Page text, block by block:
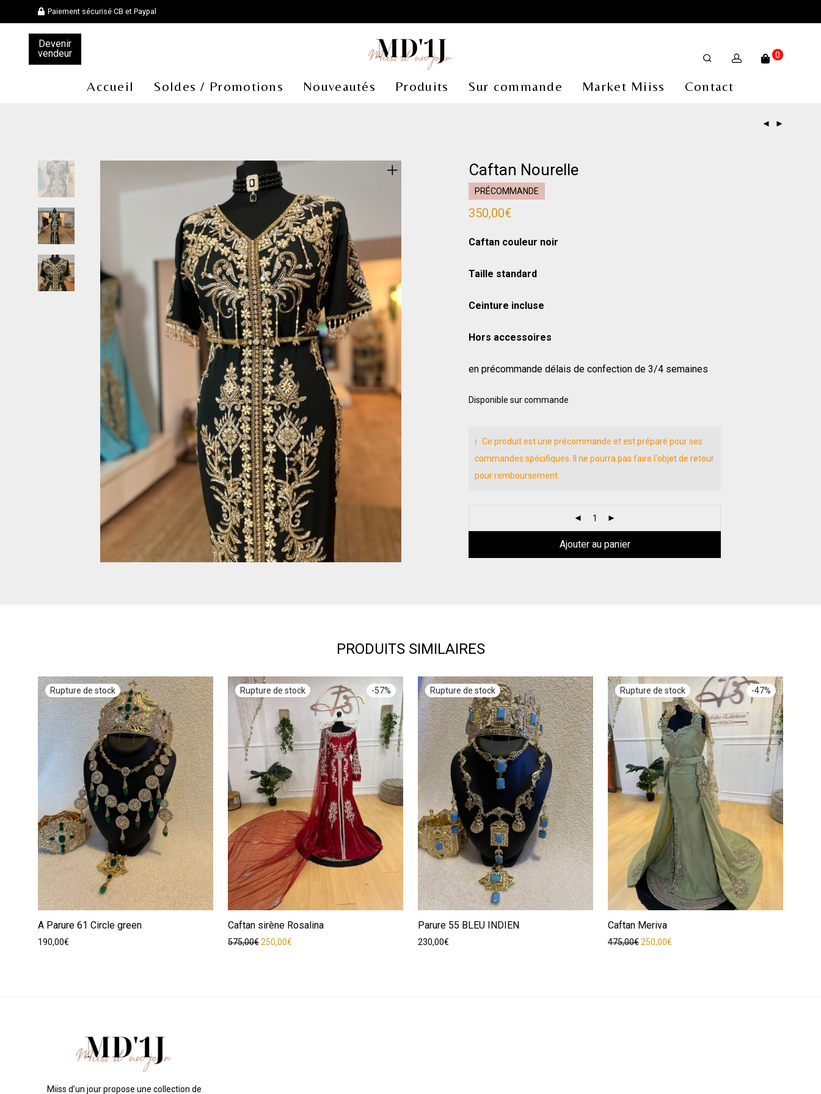
Paiement sécurisé CB et Paypal
Devenir
vendeur
Accueil Soldes / Promotions Nouveautés Produits Sur commande Market Miiss Contact
0
Caftan Nourelle
PRÉCOMMANDE
350,00€
Caftan couleur noir
Taille standard
Ceinture incluse
Hors accessoires
en précommande délais de confection de 3/4 semaines
Disponible sur commande
Ce produit est une précommande et est préparé pour ses
commandes spécifiques. Il ne pourra pas faire l'objet de retour
pour remboursement.
Ajouter au panier
PRODUITS SIMILAIRES
A Parure 61 Circle green
190,00€
-57%
Caftan sirène Rosalina
575,00€Le prix initial était : 575,00€.
250,00€
Parure 55 BLEU INDIEN
230,00€
-47%
Caftan Meriva
475,00€Le prix initial était : 475,00€.
250,00€
Miiss d’un jour propose une collection de